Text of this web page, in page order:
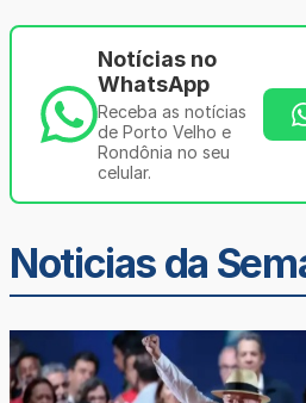
Notícias no
WhatsApp
Receba as notícias
de Porto Velho e
Rondônia no seu
celular.
Noticias da